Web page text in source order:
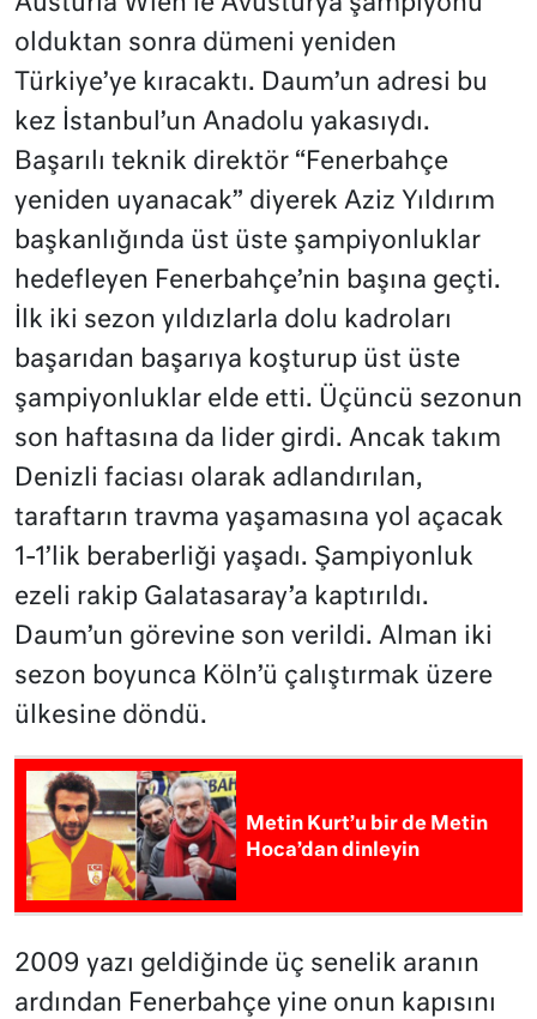
olduktan sonra dümeni yeniden
Türkiye’ye kıracaktı. Daum’un adresi bu
kez İstanbul’un Anadolu yakasıydı.
Başarılı teknik direktör “Fenerbahçe
yeniden uyanacak” diyerek Aziz Yıldırım
başkanlığında üst üste şampiyonluklar
hedefleyen Fenerbahçe’nin başına geçti.
İlk iki sezon yıldızlarla dolu kadroları
başarıdan başarıya koşturup üst üste
şampiyonluklar elde etti. Üçüncü sezonun
son haftasına da lider girdi. Ancak takım
Denizli faciası olarak adlandırılan,
taraftarın travma yaşamasına yol açacak
1-1’lik beraberliği yaşadı. Şampiyonluk
ezeli rakip Galatasaray’a kaptırıldı.
Daum’un görevine son verildi. Alman iki
sezon boyunca Köln’ü çalıştırmak üzere
ülkesine döndü.
Metin Kurt’u bir de Metin
Hoca’dan dinleyin
2009 yazı geldiğinde üç senelik aranın
ardından Fenerbahçe yine onun kapısını